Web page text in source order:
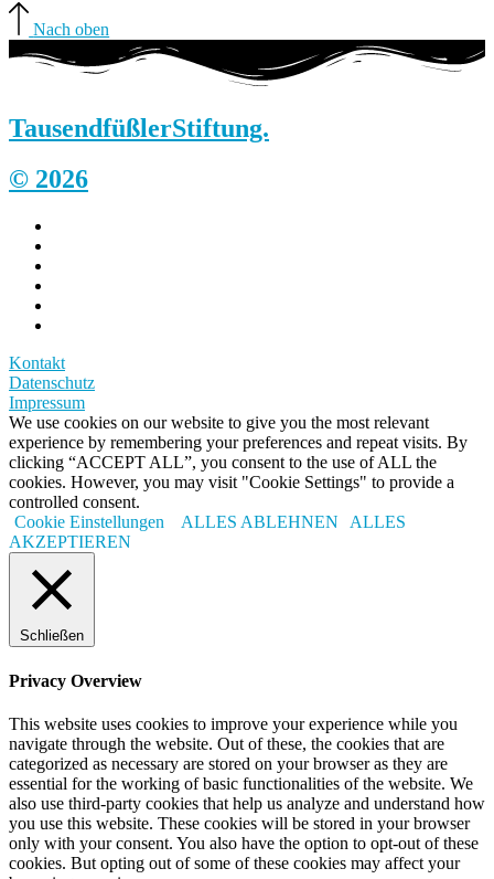
Nach oben
TausendfüßlerStiftung.
© 2026
Kontakt
Datenschutz
Impressum
We use cookies on our website to give you the most relevant
experience by remembering your preferences and repeat visits. By
clicking “ACCEPT ALL”, you consent to the use of ALL the
cookies. However, you may visit "Cookie Settings" to provide a
controlled consent.
Cookie Einstellungen
ALLES ABLEHNEN
ALLES
AKZEPTIEREN
Schließen
Privacy Overview
This website uses cookies to improve your experience while you
navigate through the website. Out of these, the cookies that are
categorized as necessary are stored on your browser as they are
essential for the working of basic functionalities of the website. We
also use third-party cookies that help us analyze and understand how
you use this website. These cookies will be stored in your browser
only with your consent. You also have the option to opt-out of these
cookies. But opting out of some of these cookies may affect your